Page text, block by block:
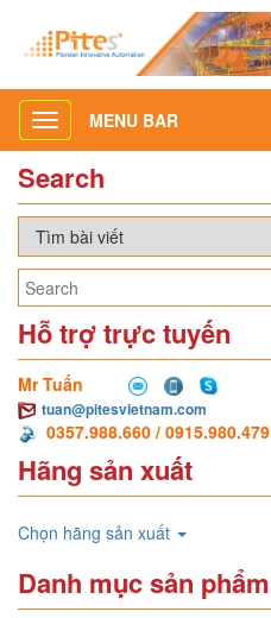
Toggle
navigation
MENU BAR
Search
Hỗ trợ trực tuyến
Mr Tuấn
tuan@pitesvietnam.com
0357.988.660 / 0915.980.479
Hãng sản xuất
Chọn hãng sản xuất
Danh mục sản phẩm